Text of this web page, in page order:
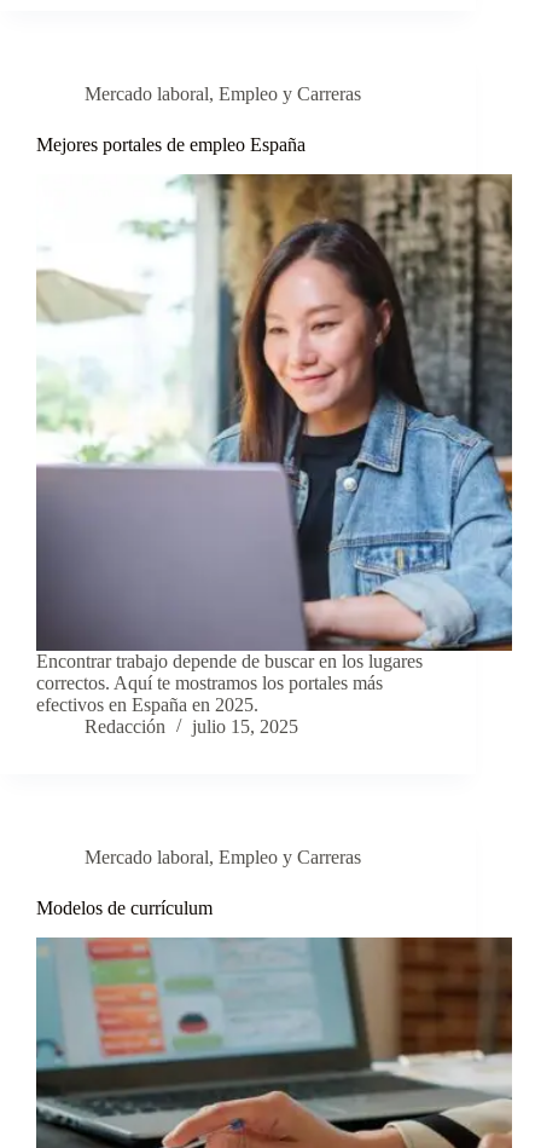
Mercado laboral, Empleo y Carreras
Mejores portales de empleo España
Encontrar trabajo depende de buscar en los lugares
correctos. Aquí te mostramos los portales más
efectivos en España en 2025.
Redacción
julio 15, 2025
Mercado laboral, Empleo y Carreras
Modelos de currículum